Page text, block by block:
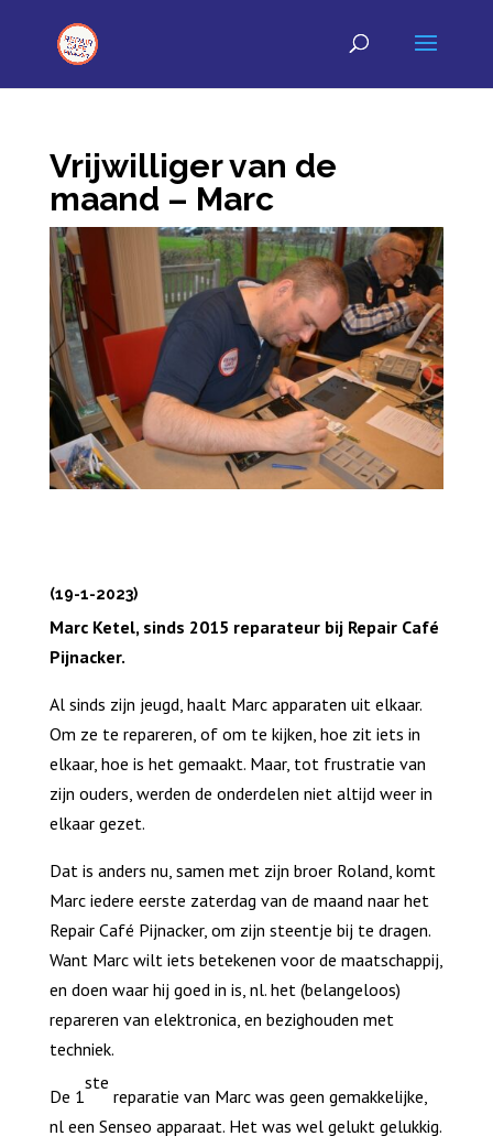
Vrijwilliger van de
maand – Marc
(19-1-2023)
Marc Ketel, sinds 2015 reparateur bij Repair Café
Pijnacker.
Al sinds zijn jeugd, haalt Marc apparaten uit elkaar.
Om ze te repareren, of om te kijken, hoe zit iets in
elkaar, hoe is het gemaakt. Maar, tot frustratie van
zijn ouders, werden de onderdelen niet altijd weer in
elkaar gezet.
Dat is anders nu, samen met zijn broer Roland, komt
Marc iedere eerste zaterdag van de maand naar het
Repair Café Pijnacker, om zijn steentje bij te dragen.
Want Marc wilt iets betekenen voor de maatschappij,
en doen waar hij goed in is, nl. het (belangeloos)
repareren van elektronica, en bezighouden met
techniek.
De 1
ste
reparatie van Marc was geen gemakkelijke,
nl een Senseo apparaat. Het was wel gelukt gelukkig.